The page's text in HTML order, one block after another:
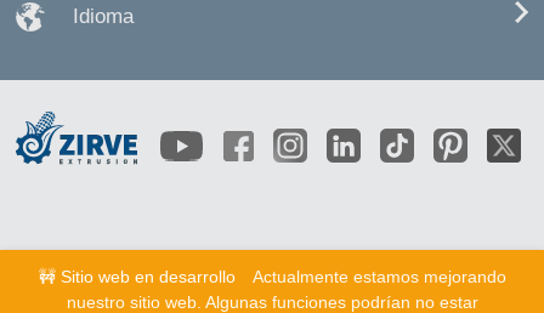
🚧 Sitio web en desarrollo
Actualmente estamos mejorando
nuestro sitio web. Algunas funciones podrían no estar
Idioma